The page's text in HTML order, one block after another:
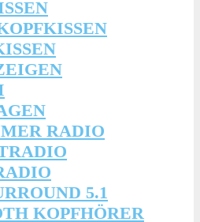
RADIO
5.1
KOPFHÖRER